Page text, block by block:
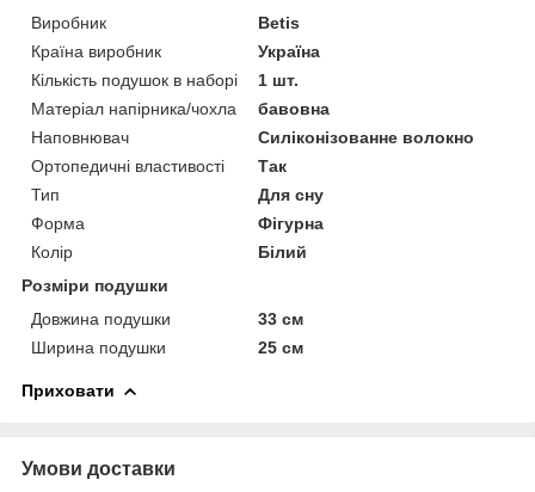
Виробник
Betis
Країна виробник
Україна
Кількість подушок в наборі
1 шт.
Матеріал напірника/чохла
бавовна
Наповнювач
Силіконізованне волокно
Ортопедичні властивості
Так
Тип
Для сну
Форма
Фігурна
Колір
Білий
Розміри подушки
Довжина подушки
33 см
Ширина подушки
25 см
Приховати
Умови доставки